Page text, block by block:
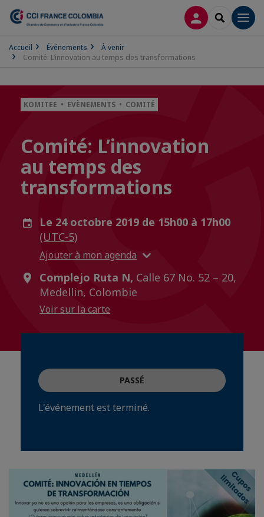
CONNEXION
Accueil Événements
À venir
Comité: L’innovation au temps des transformations
KOMITEE • EVÈNEMENTS • COMITÉ
Comité: L’innovation
au temps des
transformations
Le 24 octobre 2019 de 15h00 à 17h00
(UTC-5)
Ajouter à mon agenda
Complejo Ruta N, Calle 67 No. 52 – 20,
Medellin, Colombie
Voir sur la carte
PASSÉ
L'événement est terminé.